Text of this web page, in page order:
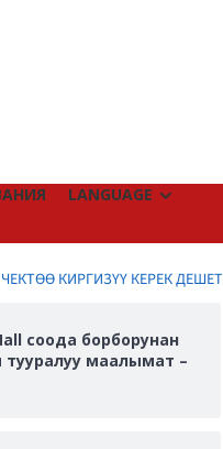
LANGUAGE
КИРГИЗҮҮ КЕРЕК ДЕШЕТ
соода борборунан
тууралуу маалымат –